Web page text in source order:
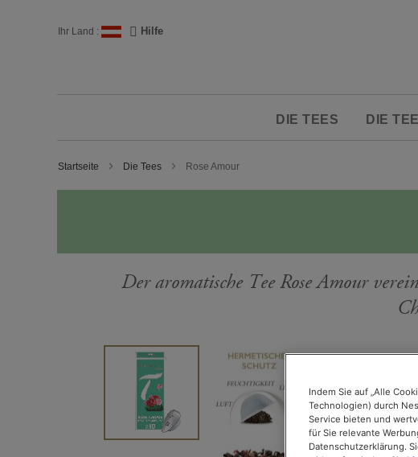
InhaltIhr Land : Sprache Hilfe
DIE TEES DIE
Startseite Die Tees Rose Amour
Der aromatische Tee Rose Amour
Indem Sie auf „Alle
Technologien) durch
Service bieten und
für Sie relevante
Datenschutzerklärung.